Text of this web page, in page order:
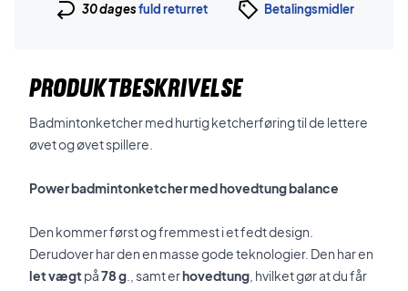
30 dagesfuld returret Betalingsmidler
PRODUKTBESKRIVELSE
Badmintonketcher med hurtig ketcherføring til de lettere
øvet og øvet spillere.
Power badmintonketcher med hovedtung balance
Den kommer først og fremmest i et fedt design.
Derudover har den en masse gode teknologier. Den har en
let vægtpå78 g ., samt erhovedtung , hvilket gør at du får